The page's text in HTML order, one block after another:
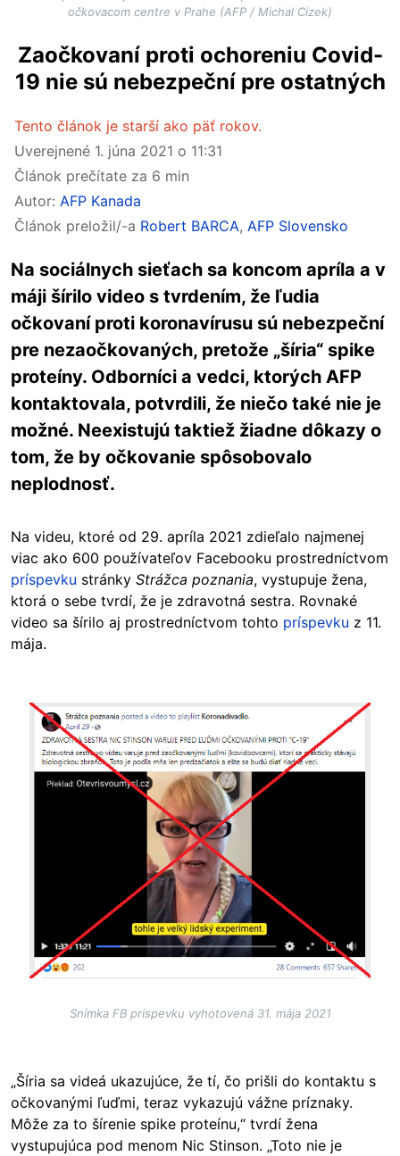
očkovacom centre v Prahe (AFP / Michal Cizek)
Zaočkovaní proti ochoreniu Covid-
19 nie sú nebezpeční pre ostatných
Tento článok je starší ako päť rokov.
Uverejnené 1. júna 2021 o 11:31
Článok prečítate za 6 min
Autor: AFP Kanada
Článok preložil/-a Robert BARCA, AFP Slovensko
Na sociálnych sieťach sa koncom apríla a v
máji šírilo video s tvrdením, že ľudia
očkovaní proti koronavírusu sú nebezpeční
pre nezaočkovaných, pretože „šíria“ spike
proteíny. Odborníci a vedci, ktorých AFP
kontaktovala, potvrdili, že niečo také nie je
možné. Neexistujú taktiež žiadne dôkazy o
tom, že by očkovanie spôsobovalo
neplodnosť.
Na videu, ktoré od 29. apríla 2021 zdieľalo najmenej
viac ako 600 používateľov Facebooku prostredníctvom
príspevku stránky Strážca poznania, vystupuje žena,
ktorá o sebe tvrdí, že je zdravotná sestra. Rovnaké
video sa šírilo aj prostredníctvom tohto príspevku z 11.
mája.
Image
Snímka FB príspevku vyhotovená 31. mája 2021
„Šíria sa videá ukazujúce, že tí, čo prišli do kontaktu s
očkovanými ľuďmi, teraz vykazujú vážne príznaky.
Môže za to šírenie spike proteínu,“ tvrdí žena
vystupujúca pod menom Nic Stinson. „Toto nie je